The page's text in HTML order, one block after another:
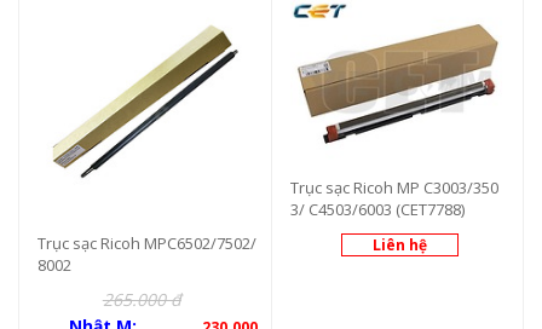
Trục sạc Ricoh MPC6502/7502/
8002
265.000 đ
Trục sạc Ricoh MP C3003/350
3/ C4503/6003 (CET7788)
Liên hệ